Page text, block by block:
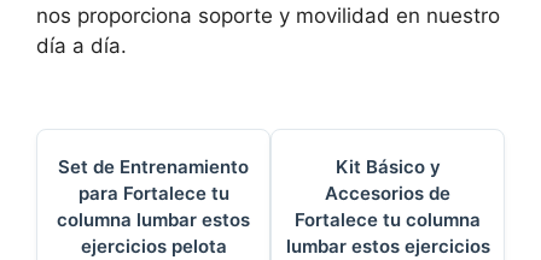
nos proporciona soporte y movilidad en nuestro
día a día.
Set de Entrenamiento
para Fortalece tu
columna lumbar estos
ejercicios pelota
Kit Básico y
Accesorios de
Fortalece tu columna
lumbar estos ejercicios